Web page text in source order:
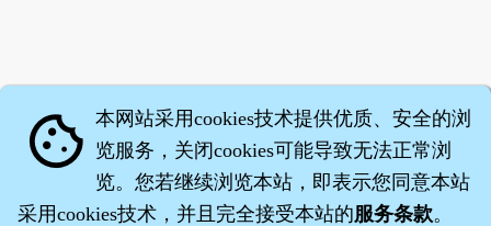
cookie 本网站采用cookies技术提供优质、安全的浏
览服务，关闭cookies可能导致无法正常浏
览。您若继续浏览本站，即表示您同意本站
采用cookies技术，并且完全接受本站的服务条款。